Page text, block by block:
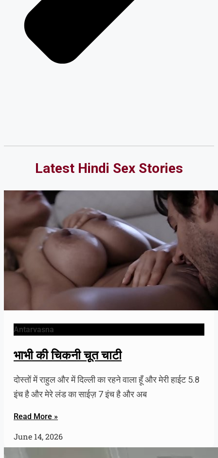
Latest Hindi Sex Stories
Antarvasna
भाभी की चिकनी चूत चाटी
दोस्तों में राहुल और में दिल्ली का रहने वाला हूँ और मेरी हाईट 5.8
इंच है और मेरे लंड का साईज़ 7 इंच है और अब
Read More »
June 14, 2026